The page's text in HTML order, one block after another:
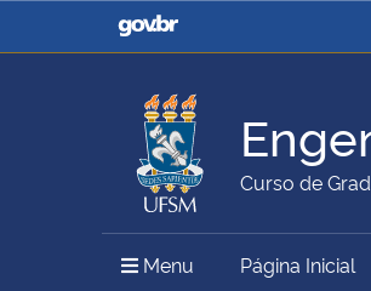
Casa Civil
Ministério da Agricultura,
Pecuária e Abastecimento
Ministério do Meio Ambiente
Curso de
Menu Menu Principal do
Página Inicial